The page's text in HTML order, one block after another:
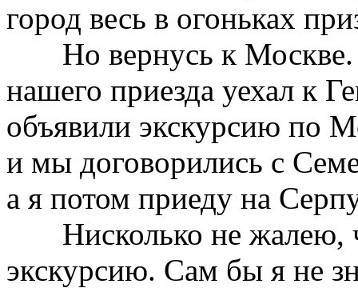
город весь в огоньках
Но вернусь к
нашего приезда уехал к
объявили экскурсию по
и мы договорились с
а я потом приеду на
Нисколько не жалею,
экскурсию. Сам бы я не